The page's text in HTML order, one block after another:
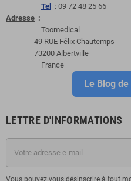
Tel : 09 72 48 25 66
Adresse :
Toomedical
49 RUE Félix Chautemps
73200 Albertville
France
Le Blog
LETTRE D'INFORMATIONS
Vous pouvez vous désinscrire à tout